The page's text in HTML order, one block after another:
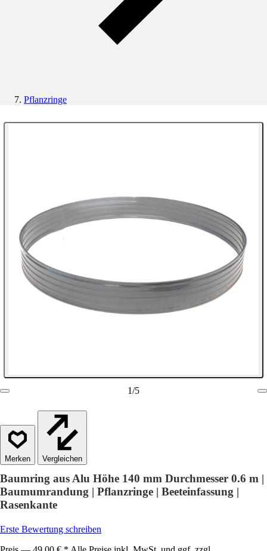
Pflanzringe
1/5
Vergleichen
Baumring aus Alu Höhe 140 mm Durchmesser 0.6 m |
Baumumrandung | Pflanzringe | Beeteinfassung |
Rasenkante
Erste Bewertung schreiben